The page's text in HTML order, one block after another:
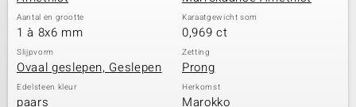
Aantal en grootte
1 à 8x6 mm
Karaatgewicht som
0,969 ct
Slijpvorm
Ovaal geslepen, Geslepen
Zetting
Prong
Edelsteen kleur
paars
Herkomst
Marokko